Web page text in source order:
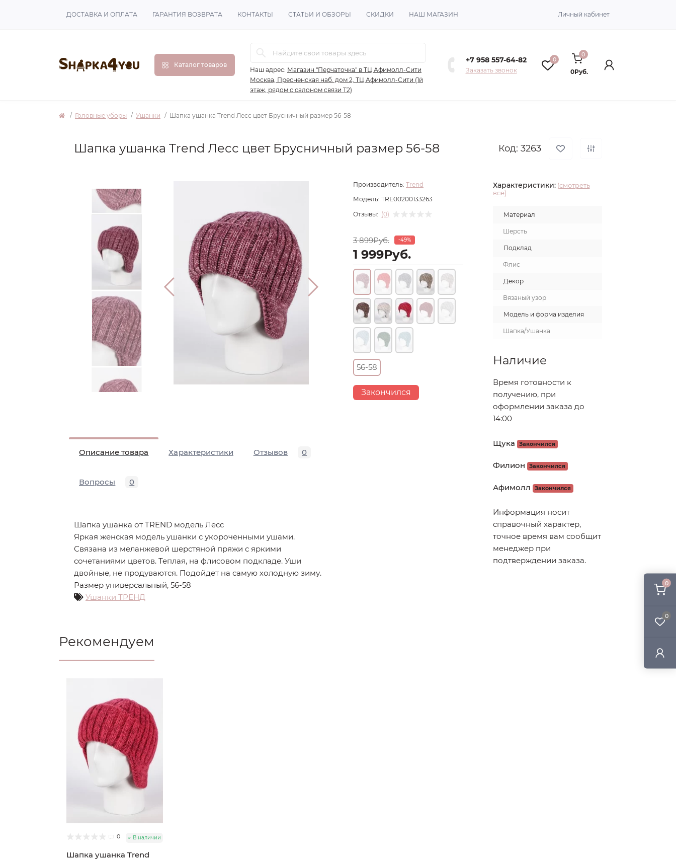
0
0
ДОСТАВКА И ОПЛАТА ГАРАНТИЯ ВОЗВРАТА КОНТАКТЫ СТАТЬИ И ОБЗОРЫ СКИДКИ НАШ МАГАЗИН Личный кабинет
Каталог товаров
Наш адрес: Магазин "Перчаточка" в ТЦ Афимолл-Сити
Москва, Пресненская наб. дом 2, ТЦ Афимолл-Сити (1й
этаж, рядом с салоном связи Т2)
+7 958 557-64-82
Заказать звонок
0
0
0Руб.
Головные уборы Ушанки Шапка ушанка Trend Лесс цвет Брусничный размер 56-58
Шапка ушанка Trend Лесс цвет Брусничный размер 56-58 Код: 3263
Описание товара Характеристики Отзывов 0
Вопросы 0
Шапка ушанка от TREND модель Лесс
Яркая женская модель ушанки с укороченными ушами.
Связана из меланжевой шерстяной пряжи с яркими
сочетаниями цветов. Теплая, на флисовом подкладе. Уши
двойные, не продуваются. Подойдет на самую холодную зиму.
Размер универсальный, 56-58
Ушанки ТРЕНД
Производитель: Trend
Модель: TRE00200133263
Отзывы: (0)
3 899Руб. -49%
1 999Руб.
56-58
Закончился
Характеристики: (смотреть
все)
Материал
Шерсть
Подклад
Флис
Декор
Вязаный узор
Модель и форма изделия
Шапка/Ушанка
Наличие
Время готовности к
получению, при
оформлении заказа до
14:00
Щука Закончился
Филион Закончился
Афимолл Закончился
Информация носит
справочный характер,
точное время вам сообщит
менеджер при
подтверждении заказа.
Рекомендуем
0 В наличии
Шапка ушанка Trend